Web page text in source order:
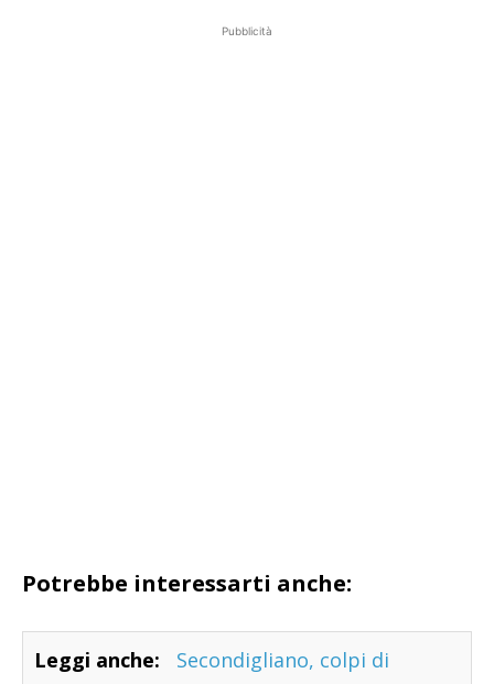
Pubblicità
Potrebbe interessarti anche:
Leggi anche:
Secondigliano, colpi di